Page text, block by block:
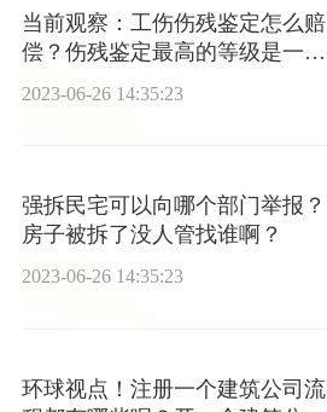
当前观察：工伤伤残鉴定怎么赔
偿？伤残鉴定最高的等级是一级
2023-06-26 14:35:23
强拆民宅可以向哪个部门举报？
房子被拆了没人管找谁啊？
2023-06-26 14:35:23
环球视点！注册一个建筑公司流